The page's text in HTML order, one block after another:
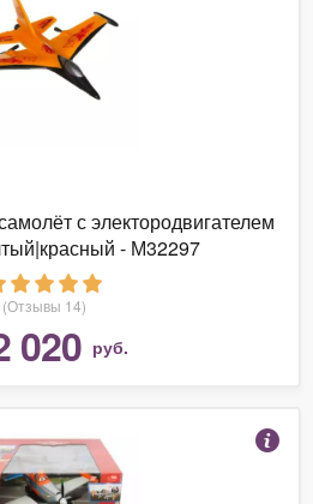
с электородвигателем
- М32297
(Отзывы 14)
020 руб.